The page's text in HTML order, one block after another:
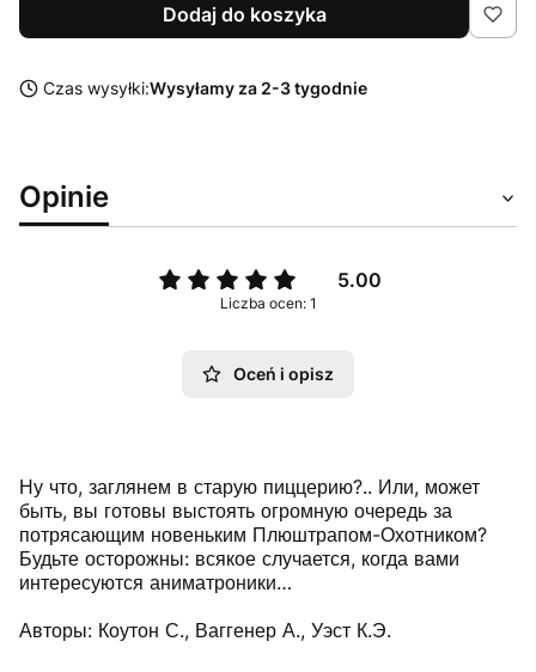
Dodaj do koszyka
Czas wysyłki:Wysyłamy za 2-3 tygodnie
Opinie
5.00
Liczba ocen: 1
Oceń i opisz
Ну что, заглянем в старую пиццерию?.. Или, может
быть, вы готовы выстоять огромную очередь за
потрясающим новеньким Плюштрапом-Охотником?
Будьте осторожны: всякое случается, когда вами
интересуются аниматроники…
Авторы: Коутон С., Ваггенер А., Уэст К.Э.